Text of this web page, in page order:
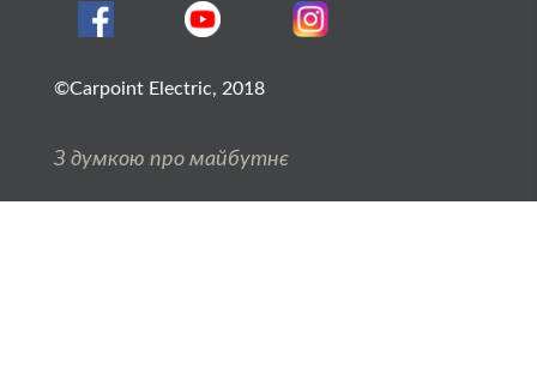
©Carpoint Electric, 2018
З думкою про майбутнє